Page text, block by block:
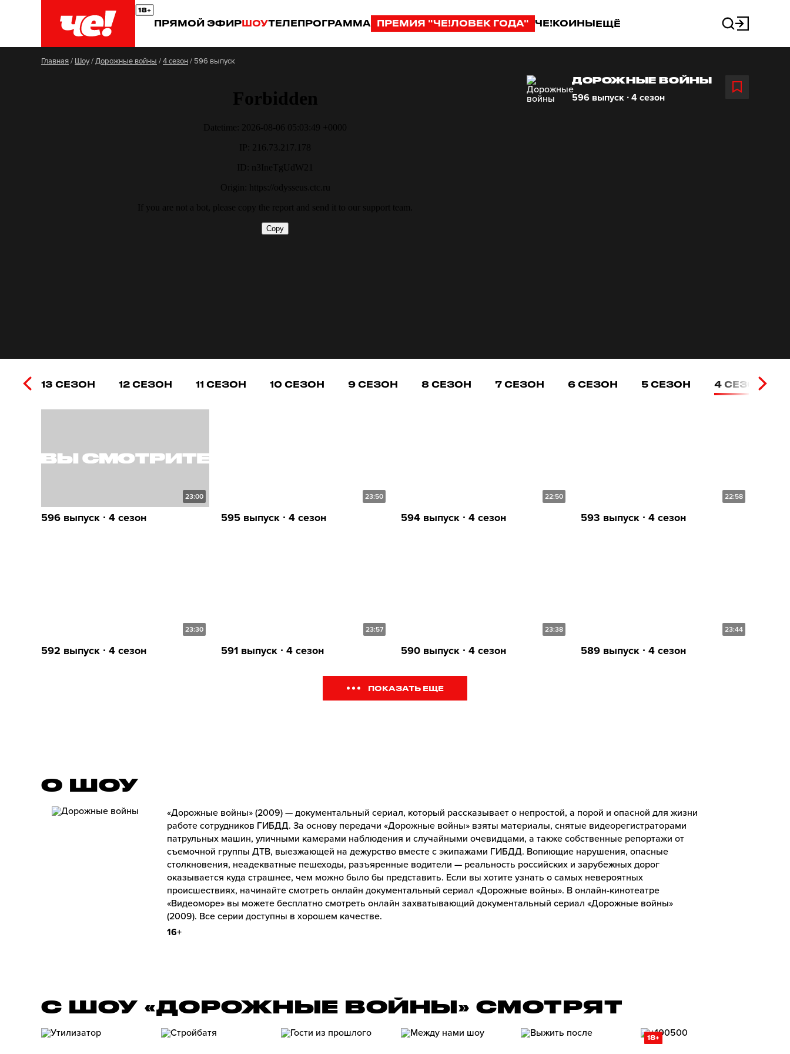
ПРЯМОЙ ЭФИРШОУТЕЛЕПРОГРАММА ПРЕМИЯ "ЧЕ!ЛОВЕК ГОДА" ЧЕ!КОИНЫЕЩЁ
Главная/ Шоу/Дорожные войны /4 сезон/ 596 выпуск
ДОРОЖНЫЕ ВОЙНЫ
596 выпуск ∙ 4 сезон
13 СЕЗОН 12 СЕЗОН 11 СЕЗОН 10 СЕЗОН 9 СЕЗОН 8 СЕЗОН 7 СЕЗОН 6 СЕЗОН 5 СЕЗОН 4 СЕЗОН
23:00
596 выпуск ∙ 4 сезон
23:50
595 выпуск ∙ 4 сезон
22:50
594 выпуск ∙ 4 сезон
22:58
593 выпуск ∙ 4 сезон
23:30
592 выпуск ∙ 4 сезон
23:57
591 выпуск ∙ 4 сезон
23:38
590 выпуск ∙ 4 сезон
23:44
589 выпуск ∙ 4 сезон
ПОКАЗАТЬ ЕЩЕ
О ШОУ
«Дорожные войны» (2009) — документальный сериал, который рассказывает о непростой, а порой и опасной для жизни
работе сотрудников ГИБДД. За основу передачи «Дорожные войны» взяты материалы, снятые видеорегистраторами
патрульных машин, уличными камерами наблюдения и случайными очевидцами, а также собственные репортажи от
съемочной группы ДТВ, выезжающей на дежурство вместе с экипажами ГИБДД. Вопиющие нарушения, опасные
столкновения, неадекватные пешеходы, разъяренные водители — реальность российских и зарубежных дорог
оказывается куда страшнее, чем можно было бы представить. Если вы хотите узнать о самых невероятных
происшествиях, начинайте смотреть онлайн документальный сериал «Дорожные войны». В онлайн-кинотеатре
«Видеоморе» вы можете бесплатно смотреть онлайн захватывающий документальный сериал «Дорожные войны»
(2009). Все серии доступны в хорошем качестве.
16+
С ШОУ «ДОРОЖНЫЕ ВОЙНЫ» СМОТРЯТ
18+